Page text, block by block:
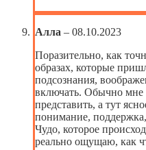
Алла – 08.10.2023
Поразительно, как
образах, которые
подсознания,
включать. Обычно мне
представить, а тут
понимание,
Чудо, которое
реально ощущаю, как